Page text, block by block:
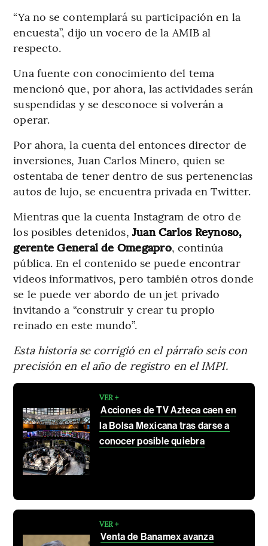
“Ya no se contemplará su participación en la
encuesta”, dijo un vocero de la AMIB al
respecto.
Una fuente con conocimiento del tema
mencionó que, por ahora, las actividades serán
suspendidas y se desconoce si volverán a
operar.
Por ahora, la cuenta del entonces director de
inversiones, Juan Carlos Minero, quien se
ostentaba de tener dentro de sus pertenencias
autos de lujo, se encuentra privada en Twitter.
Mientras que la cuenta Instagram de otro de
los posibles detenidos, Juan Carlos Reynoso,
gerente General de Omegapro, continúa
pública. En el contenido se puede encontrar
videos informativos, pero también otros donde
se le puede ver abordo de un jet privado
invitando a “construir y crear tu propio
reinado en este mundo”.
Esta historia se corrigió en el párrafo seis con
precisión en el año de registro en el IMPI.
VER +
Acciones de TV Azteca caen en
la Bolsa Mexicana tras darse a
conocer posible quiebra
VER +
Venta de Banamex avanza